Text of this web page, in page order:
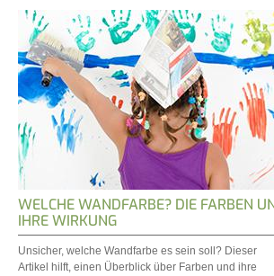
WELCHE WANDFARBE? DIE FARBEN
IHRE WIRKUNG
Unsicher, welche Wandfarbe es sein soll? Dieser
Artikel hilft, einen Überblick über Farben und ihre